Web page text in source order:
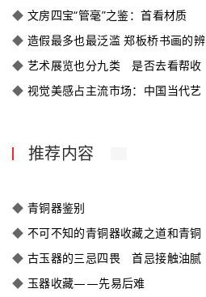
◆ 文房四宝“管毫”之鉴：首看材质
◆ 造假最多也最泛滥 郑板桥书画的辨
◆ 艺术展览也分九类 是否去看帮收
◆ 视觉美感占主流市场：中国当代艺
推荐内容
◆ 青铜器鉴别
◆ 不可不知的青铜器收藏之道和青铜
◆ 古玉器的三忌四畏 首忌接触油腻
◆ 玉器收藏——先易后难